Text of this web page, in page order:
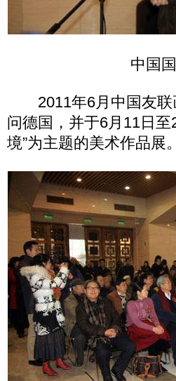
中国
2011年6月中国友联
问德国，并于6月11日至
境”为主题的美术作品展。